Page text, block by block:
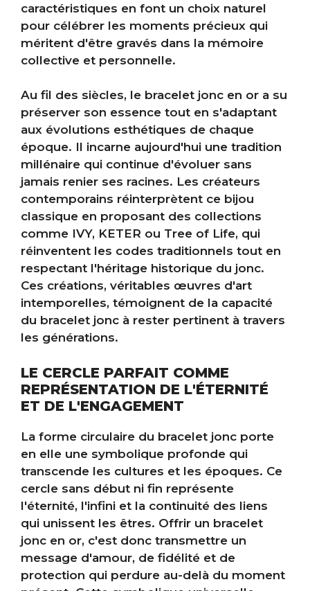
caractéristiques en font un choix naturel
pour célébrer les moments précieux qui
méritent d'être gravés dans la mémoire
collective et personnelle.
Au fil des siècles, le bracelet jonc en or a su
préserver son essence tout en s'adaptant
aux évolutions esthétiques de chaque
époque. Il incarne aujourd'hui une tradition
millénaire qui continue d'évoluer sans
jamais renier ses racines. Les créateurs
contemporains réinterprètent ce bijou
classique en proposant des collections
comme IVY, KETER ou Tree of Life, qui
réinventent les codes traditionnels tout en
respectant l'héritage historique du jonc.
Ces créations, véritables œuvres d'art
intemporelles, témoignent de la capacité
du bracelet jonc à rester pertinent à travers
les générations.
LE CERCLE PARFAIT COMME
REPRÉSENTATION DE L'ÉTERNITÉ
ET DE L'ENGAGEMENT
La forme circulaire du bracelet jonc porte
en elle une symbolique profonde qui
transcende les cultures et les époques. Ce
cercle sans début ni fin représente
l'éternité, l'infini et la continuité des liens
qui unissent les êtres. Offrir un bracelet
jonc en or, c'est donc transmettre un
message d'amour, de fidélité et de
protection qui perdure au-delà du moment